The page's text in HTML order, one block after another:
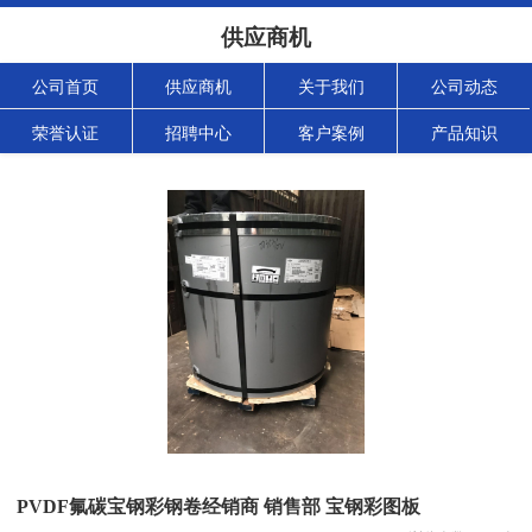
供应商机
公司首页 供应商机 关于我们 公司动态
荣誉认证 招聘中心 客户案例 产品知识
PVDF氟碳宝钢彩钢卷经销商 销售部 宝钢彩图板